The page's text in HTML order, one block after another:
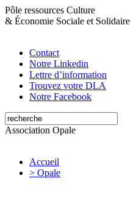
Pôle ressources Culture
& Économie Sociale et Solidaire
Contact
Notre Linkedin
Lettre d’information
Trouvez votre DLA
Notre Facebook
Association Opale
Accueil
> Opale